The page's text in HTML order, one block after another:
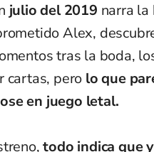
julio del 2019 narra la
Alex,
tras la boda,
cartas, pero lo que
en juego letal.
,todo indica que